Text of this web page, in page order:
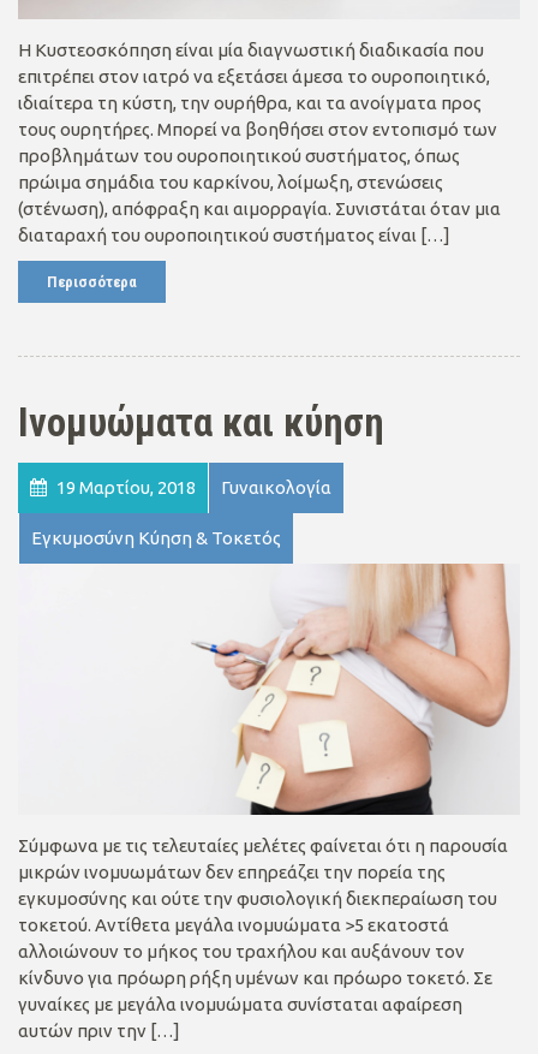
H Κυστεοσκόπηση είναι μία διαγνωστική διαδικασία που
επιτρέπει στον ιατρό να εξετάσει άμεσα το ουροποιητικό,
ιδιαίτερα τη κύστη, την ουρήθρα, και τα ανοίγματα προς
τους ουρητήρες. Μπορεί να βοηθήσει στον εντοπισμό των
προβλημάτων του ουροποιητικού συστήματος, όπως
πρώιμα σημάδια του καρκίνου, λοίμωξη, στενώσεις
(στένωση), απόφραξη και αιμορραγία. Συνιστάται όταν μια
διαταραχή του ουροποιητικού συστήματος είναι […]
Περισσότερα
Ινομυώματα και κύηση
19 Μαρτίου, 2018 Γυναικολογία
Εγκυμοσύνη Κύηση & Τοκετός
Σύμφωνα με τις τελευταίες μελέτες φαίνεται ότι η παρουσία
μικρών ινομυωμάτων δεν επηρεάζει την πορεία της
εγκυμοσύνης και ούτε την φυσιολογική διεκπεραίωση του
τοκετού. Αντίθετα μεγάλα ινομυώματα >5 εκατοστά
αλλοιώνουν το μήκος του τραχήλου και αυξάνουν τον
κίνδυνο για πρόωρη ρήξη υμένων και πρόωρο τοκετό. Σε
γυναίκες με μεγάλα ινομυώματα συνίσταται αφαίρεση
αυτών πριν την […]